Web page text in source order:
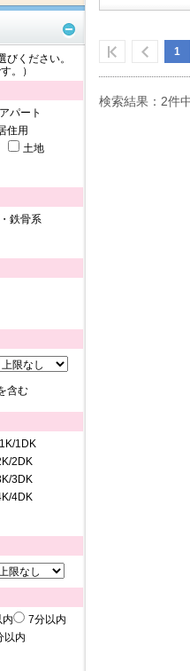
びください。
。）
アパート
住用
土地
鉄骨系
含む
1K/1DK
2DK
3DK
4DK
内
7分以内
以内
1
検索結果：2件